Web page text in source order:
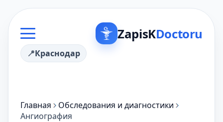
ZapisKDoctoru
Краснодар
Главная
Обследования и диагностики
Ангиография